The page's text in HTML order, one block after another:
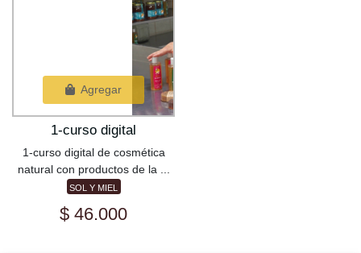
Agregar
1-curso digital
1-curso digital de cosmética
natural con productos de la ...
SOL Y MIEL
$ 46.000